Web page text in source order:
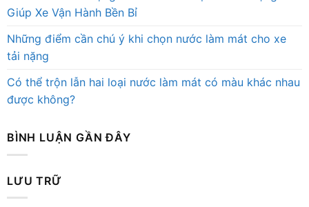
Giúp Xe Vận Hành Bền Bỉ
Những điểm cần chú ý khi chọn nước làm mát cho xe
tải nặng
Có thể trộn lẫn hai loại nước làm mát có màu khác nhau
được không?
BÌNH LUẬN GẦN ĐÂY
LƯU TRỮ